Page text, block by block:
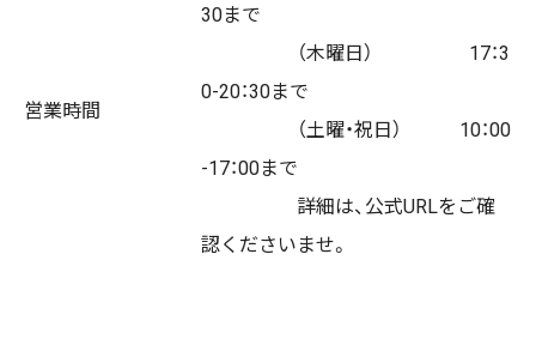
気になる部分を集中的に鍛える部位別のものまで、豊富
営業時間
30まで
（木曜日） 17：3
0-20：30まで
（土曜・祝日） 10：00
-17：00まで
詳細は、公式URLをご確
認くださいませ。